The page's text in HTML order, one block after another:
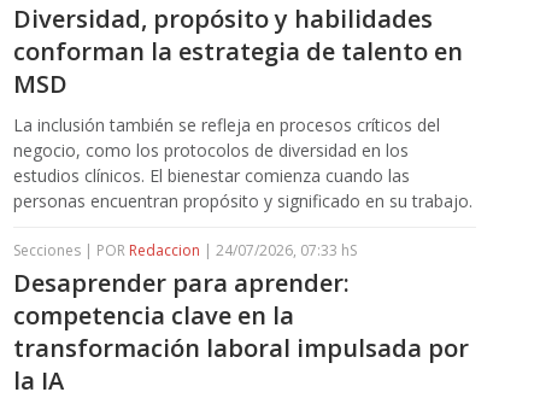
Diversidad, propósito y habilidades
conforman la estrategia de talento en
MSD
La inclusión también se refleja en procesos críticos del
negocio, como los protocolos de diversidad en los
estudios clínicos. El bienestar comienza cuando las
personas encuentran propósito y significado en su trabajo.
Secciones | POR Redaccion | 24/07/2026, 07:33 hS
Desaprender para aprender:
competencia clave en la
transformación laboral impulsada por
la IA